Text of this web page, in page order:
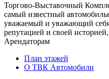
Торгово-Выставочный
самый известный
уважаемый и уважающий
репутацией и своей
Арендаторам
План этажей
О ТВК Автомобили